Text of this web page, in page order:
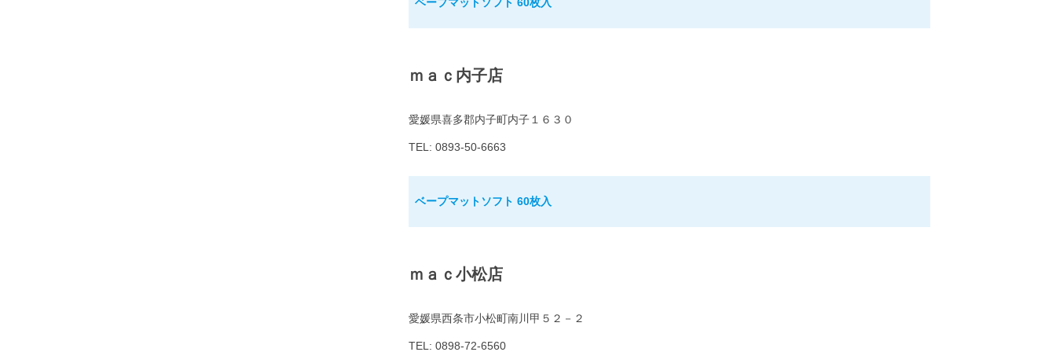
ｍａｃ内子店
愛媛県喜多郡内子町内子１６３０
TEL: 0893-50-6663
ベープマットソフト 60枚入
ｍａｃ小松店
愛媛県西条市小松町南川甲５２－２
TEL: 0898-72-6560